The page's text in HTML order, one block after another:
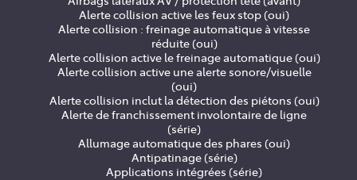
Alerte collision active les feux stop (oui)
Alerte collision : freinage automatique à vitesse
réduite (oui)
Alerte collision active le freinage automatique (oui)
Alerte collision active une alerte sonore/visuelle
(oui)
Alerte collision inclut la détection des piétons (oui)
Alerte de franchissement involontaire de ligne
(série)
Allumage automatique des phares (oui)
Antipatinage (série)
Applications intégrées (série)